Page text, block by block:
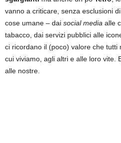
vanno a criticare, senza esclusioni
cose umane – dai social media alle
tabacco, dai servizi pubblici alle
ci ricordano il (poco) valore che tutti
cui viviamo, agli altri e alle loro vite.
alle nostre.